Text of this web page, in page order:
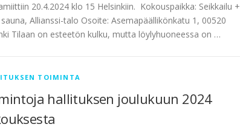
20.4.2024 klo 15 Helsinkiin. Kokouspaikka: Seikkailu +
Allianssi-talo Osoite: Asemapäällikönkatu 1, 00520
Tilaan on esteetön kulku, mutta löylyhuoneessa on …
TOIMINTA
hallituksen joulukuun 2024